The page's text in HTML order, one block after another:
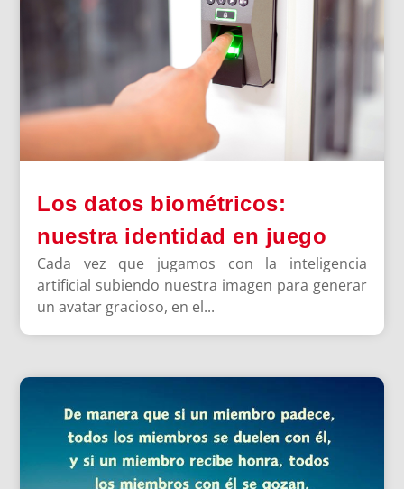
Los datos biométricos:
nuestra identidad en juego
Cada vez que jugamos con la inteligencia
artificial subiendo nuestra imagen para generar
un avatar gracioso, en el...